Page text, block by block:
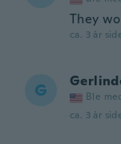
They
ca. 3 år
G Ble
ca. 3 år